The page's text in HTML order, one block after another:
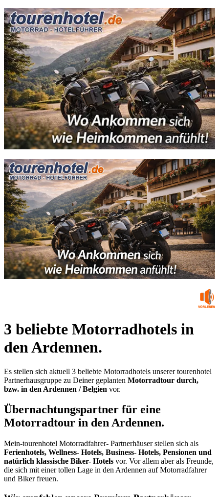
3 beliebte Motorradhotels in
den Ardennen.
Es stellen sich aktuell 3 beliebte Motorradhotels unserer tourenhotel
Partnerhausgruppe zu Deiner geplanten Motorradtour durch,
bzw. in den Ardennen / Belgien vor.
Übernachtungspartner für eine
Motorradtour in den Ardennen.
Mein-tourenhotel Motorradfahrer- Partnerhäuser stellen sich als
Ferienhotels, Wellness- Hotels, Business- Hotels, Pensionen und
natürlich klassische Biker- Hotels vor. Vor allem aber als Freunde,
die sich mit einer tollen Lage in den Ardennen auf Motorradfahrer
und Biker freuen.